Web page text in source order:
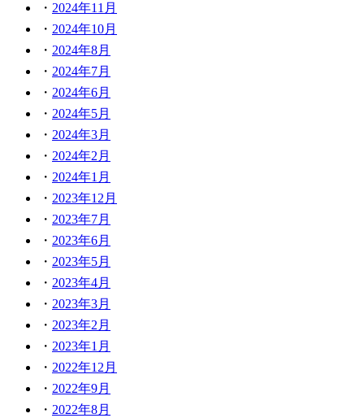
2024年11月
2024年10月
2024年8月
2024年7月
2024年6月
2024年5月
2024年3月
2024年2月
2024年1月
2023年12月
2023年7月
2023年6月
2023年5月
2023年4月
2023年3月
2023年2月
2023年1月
2022年12月
2022年9月
2022年8月